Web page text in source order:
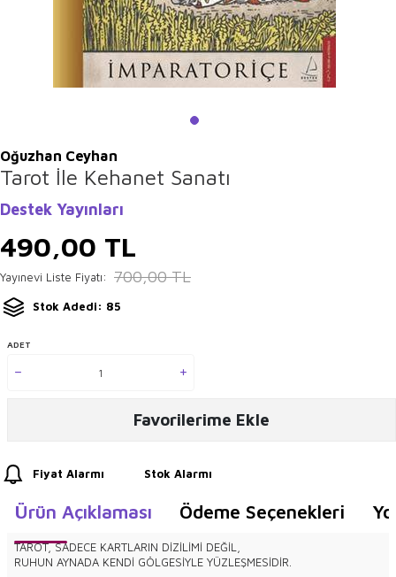
Oğuzhan Ceyhan
Tarot İle Kehanet Sanatı
Destek Yayınları
490,00 TL
Yayınevi Liste Fiyatı: 700,00TL
Stok Adedi: 85
ADET
Favorilerime Ekle
Fiyat Alarmı Stok Alarmı
Ürün Açıklaması Ödeme Seçenekleri
TAROT, SADECE KARTLARIN DİZİLİMİ DEĞİL,
RUHUN AYNADA KENDİ GÖLGESİYLE YÜZLEŞMESİDİR.